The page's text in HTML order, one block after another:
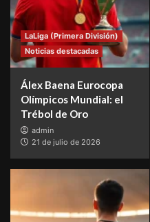
LaLiga (Primera División)
Noticias destacadas
Álex Baena Eurocopa
Olímpicos Mundial: el
Trébol de Oro
admin
21 de julio de 2026